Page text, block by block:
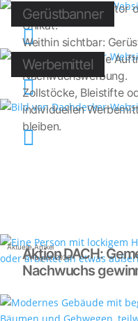
Website-Konfigurator
Unikat.

Gerüstbanner
Weithin sichtbar:
Bekanntheit, neue
Nachwuchswerbung.

Werbemittel
Zollstöcke, Bleistifte
individuellen
bleiben.

Aktuelle Artikel
4. August 2026
Aktion DACH:
Nachwuchs